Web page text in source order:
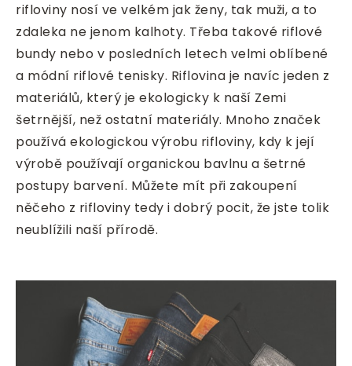
rifloviny nosí ve velkém jak ženy, tak muži, a to
zdaleka ne jenom kalhoty. Třeba takové riflové
bundy nebo v posledních letech velmi oblíbené
a módní riflové tenisky. Riflovina je navíc jeden z
materiálů, který je ekologicky k naší Zemi
šetrnější, než ostatní materiály. Mnoho značek
používá ekologickou výrobu rifloviny, kdy k její
výrobě používají organickou bavlnu a šetrné
postupy barvení. Můžete mít při zakoupení
něčeho z rifloviny tedy i dobrý pocit, že jste tolik
neublížili naší přírodě.